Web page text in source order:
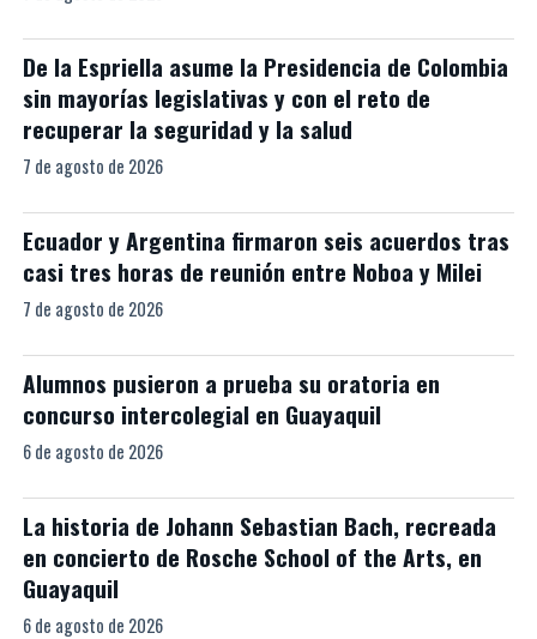
De la Espriella asume la Presidencia de Colombia
sin mayorías legislativas y con el reto de
recuperar la seguridad y la salud
7 de agosto de 2026
Ecuador y Argentina firmaron seis acuerdos tras
casi tres horas de reunión entre Noboa y Milei
7 de agosto de 2026
Alumnos pusieron a prueba su oratoria en
concurso intercolegial en Guayaquil
6 de agosto de 2026
La historia de Johann Sebastian Bach, recreada
en concierto de Rosche School of the Arts, en
Guayaquil
6 de agosto de 2026